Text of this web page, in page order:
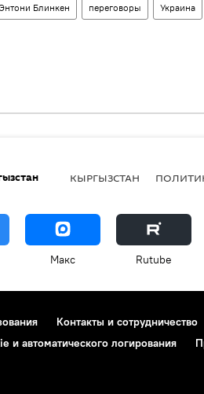
Блинкен переговоры Украина
КЫРГЫЗСТАН
Макс Rutube
Контакты и сотрудничество
и автоматического логирования